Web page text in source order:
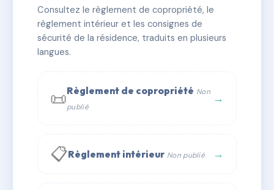
📍 20 r de l'hopital 71700 Tournus
✓ Immatriculée 🏠 3 lots 🏗 1 bâtiment(s)
📞 Contacter Syndic Digital 💬 WhatsApp
✉ Email
Consultez le règlement de copropriété, le
règlement intérieur et les consignes de
sécurité de la résidence, traduits en plusieurs
langues.
📜Règlement de copropriété Non
publié
→
📋Règlement intérieur Non publié →